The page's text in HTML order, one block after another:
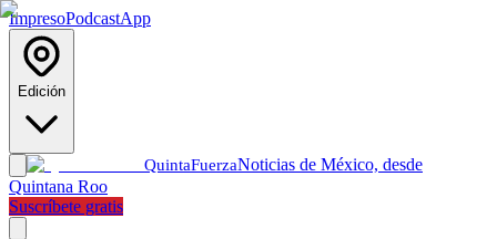
ImpresoPodcastApp
Edición
QuintaFuerzaNoticias de México, desde
Quintana Roo
Suscríbete gratis